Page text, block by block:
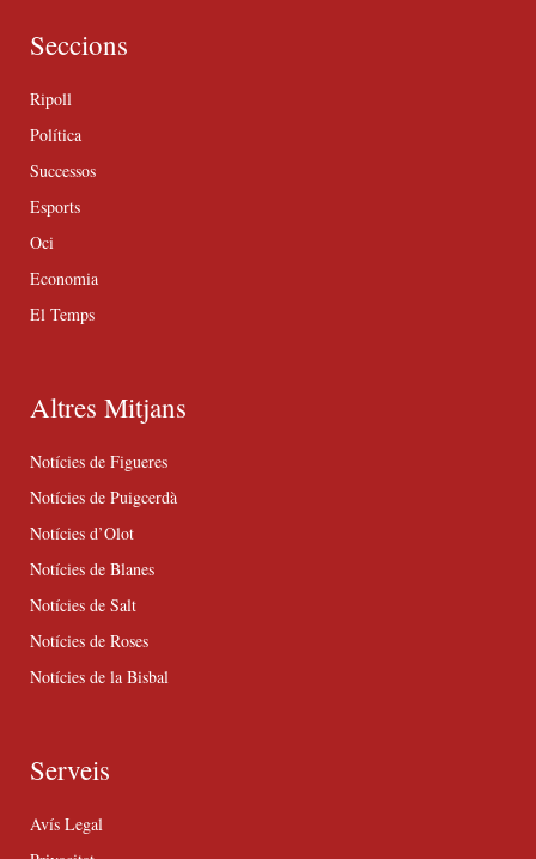
Seccions
Ripoll
Política
Successos
Esports
Oci
Economia
El Temps
Altres Mitjans
Notícies de Figueres
Notícies de Puigcerdà
Notícies d’Olot
Notícies de Blanes
Notícies de Salt
Notícies de Roses
Notícies de la Bisbal
Serveis
Avís Legal